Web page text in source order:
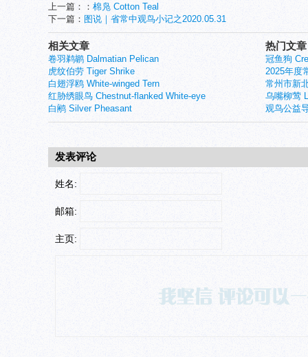
上一篇：： 棉凫 Cotton Teal
下一篇： 图说｜省常中观鸟小记之2020.05.31
热门文章
冠鱼狗
2025年度
常州市新
乌嘴柳莺
观鸟公益
相关文章
卷羽鹈鹕 Dalmatian Pelican
虎纹伯劳 Tiger Shrike
白翅浮鸥 White-winged Tern
红胁绣眼鸟 Chestnut-flanked White-eye
白鹇 Silver Pheasant
发表评论
姓名:
邮箱:
主页: